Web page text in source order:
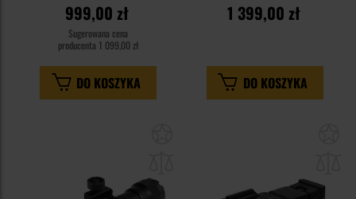
999,00 zł
Sugerowana cena
producenta 1 099,00 zł
DO KOSZYKA
1 399,00 zł
DO KOSZYKA